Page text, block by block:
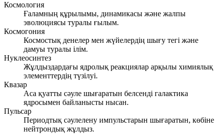
Космология
Ғаламның құрылымы, динамикасы және жалпы
эволюциясы туралы ғылым.
Космогония
Космостық денелер мен жүйелердің шығу тегі және
дамуы туралы ілім.
Нуклеосинтез
Жұлдыздардағы ядролық реакциялар арқылы химиялық
элементтердің түзілуі.
Квазар
Аса қуатты сәуле шығаратын белсенді галактика
ядросымен байланысты нысан.
Пульсар
Периодтық сәулелену импульстарын шығаратын, көбіне
нейтрондық жұлдыз.